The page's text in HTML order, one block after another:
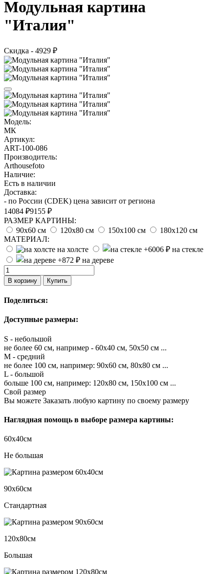
Модульная картина
"Италия"
Скидка - 4929 ₽
Модель:
МК
Артикул:
ART-100-086
Производитель:
Arthousefoto
Наличие:
Есть в наличии
Доставка:
- по России (CDEK) цена зависит от региона
14084 ₽9155 ₽
РАЗМЕР КАРТИНЫ:
90х60 см
120х80 см 150х100 см
180х120 см
МАТЕРИАЛ:
на холсте
на стекле
на дереве
В корзину Купить
Поделиться:
Доступные размеры:
S - небольшой
не более 60 см, например - 60х40 см, 50х50 см ...
M - средний
не более 100 см, например: 90х60 см, 80х80 см ...
L - большой
больше 100 см, например: 120х80 см, 150х100 см ...
Свой размер
Вы можете Заказать любую картину по своему размеру
Наглядная помощь в выборе размера картины:
60х40см
Не большая
90х60см
Стандартная
120х80см
Большая